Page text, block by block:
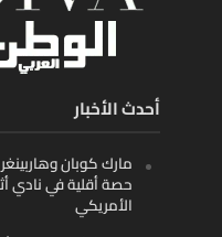
أحدث الأخبار
مارك كوبان
حصة أقلية في نادي
الأمريكي